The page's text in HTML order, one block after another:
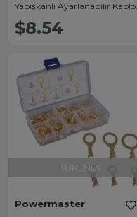
Yapışkanlı Ayarlanabilir Kablo
Toplama Tutucu (100'lü Paket)
$8.54
TÜKENDI
Powermaster